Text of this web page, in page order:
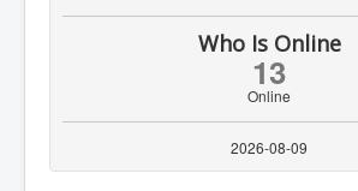
Who Is Online
13
Online
2026-08-09